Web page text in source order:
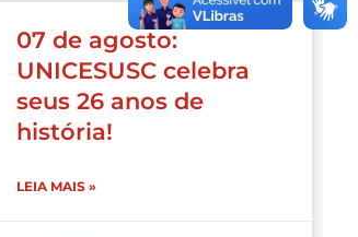
07 de agosto:
UNICESUSC celebra
seus 26 anos de
história!
LEIA MAIS »